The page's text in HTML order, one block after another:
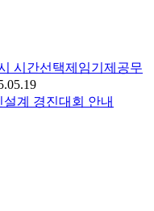
시간선택제임기제공무
계 경진대회 안내